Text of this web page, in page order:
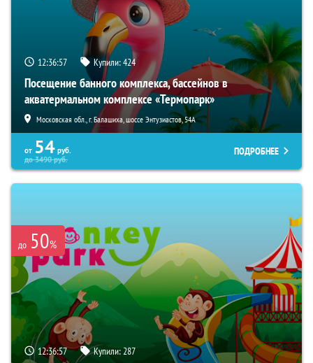
12:36:56 Купили:424
Посещение банного комплекса, бассейнов в
акватермальном комплексе «Термопарк»
Московская обл., г. Балашиха, шоссе Энтузиастов, 54А
от 54 руб.
до3490руб.
ПОДРОБНЕЕ
до 50%
12:36:56 Купили:287